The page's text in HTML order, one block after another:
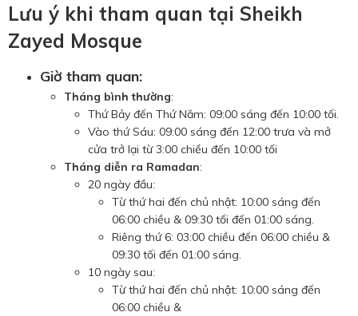
Lưu ý khi tham quan tại Sheikh
Zayed Mosque
Giờ tham quan:
Tháng bình thường:
Thứ Bảy đến Thứ Năm: 09:00 sáng đến 10:00 tối.
Vào thứ Sáu: 09:00 sáng đến 12:00 trưa và mở
cửa trở lại từ 3:00 chiều đến 10:00 tối
Tháng diễn ra Ramadan:
20 ngày đầu:
Từ thứ hai đến chủ nhật: 10:00 sáng đến
06:00 chiều & 09:30 tối đến 01:00 sáng.
Riêng thứ 6: 03:00 chiều đến 06:00 chiều &
09:30 tối đến 01:00 sáng.
10 ngày sau:
Từ thứ hai đến chủ nhật: 10:00 sáng đến
06:00 chiều &